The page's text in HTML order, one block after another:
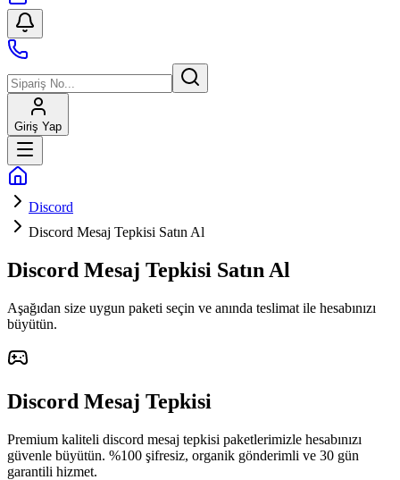
Giriş Yap
Discord
Discord Mesaj Tepkisi Satın Al
Discord Mesaj Tepkisi Satın Al
Aşağıdan size uygun paketi seçin ve anında teslimat ile hesabınızı
büyütün.
Discord Mesaj Tepkisi
Premium kaliteli discord mesaj tepkisi paketlerimizle hesabınızı
güvenle büyütün. %100 şifresiz, organik gönderimli ve 30 gün
garantili hizmet.